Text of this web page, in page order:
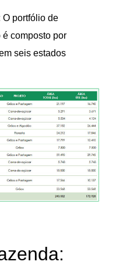
portfólio de
composto por
seis estados